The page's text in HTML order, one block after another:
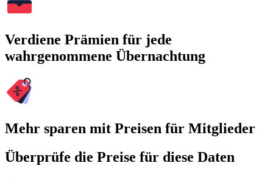
Verdiene Prämien für jede
wahrgenommene Übernachtung
Mehr sparen mit Preisen für Mitglieder
Überprüfe die Preise für diese Daten